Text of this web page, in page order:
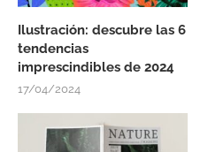
Ilustración: descubre las 6
tendencias
imprescindibles de 2024
17/04/2024